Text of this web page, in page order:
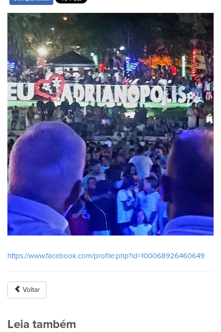
https://www.facebook.com/profile.php?id=100068926460649
Voltar
Leia também